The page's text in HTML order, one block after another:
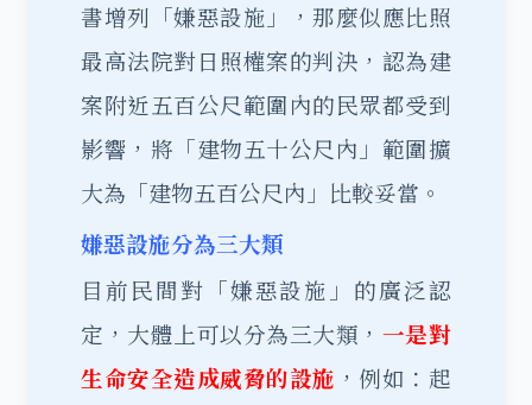
書增列「嫌惡設施」，那麼似應比照
最高法院對日照權案的判決，認為建
案附近五百公尺範圍內的民眾都受到
影響，將「建物五十公尺內」範圍擴
大為「建物五百公尺內」比較妥當。
嫌惡設施分為三大類
目前民間對「嫌惡設施」的廣泛認
定，大體上可以分為三大類， 一是對
生命安全造成威脅的設施 ，例如：起